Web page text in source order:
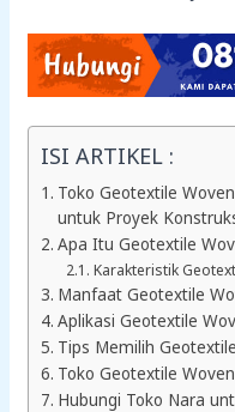
ISI ARTIKEL :
Toko Geotextile
untuk Proyek
Apa Itu Geotextile
Karakteristik
Manfaat Geotextile
Aplikasi Geotextile
Tips Memilih
Toko Geotextile
Hubungi Toko Nara